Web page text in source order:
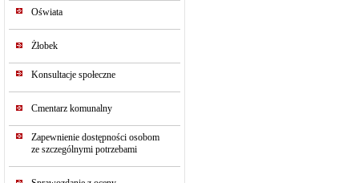
Oświata
Żłobek
Konsultacje społeczne
Cmentarz komunalny
Zapewnienie dostępności osobom
ze szczególnymi potrzebami